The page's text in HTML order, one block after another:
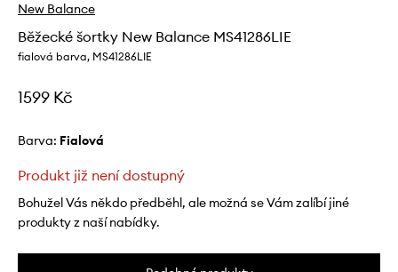
New Balance
Běžecké šortky New Balance MS41286LIE
fialová barva, MS41286LIE
1599 Kč
Barva: fialová
Produkt již není dostupný
Bohužel Vás někdo předběhl, ale možná se Vám zalíbí jiné
produkty z naší nabídky.